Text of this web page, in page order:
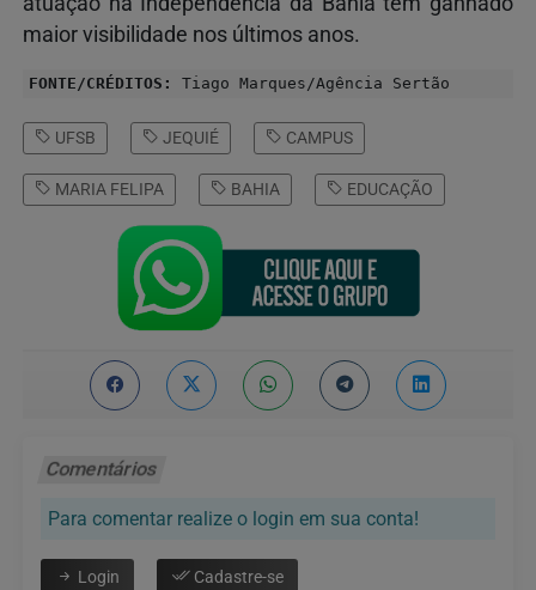
maior visibilidade nos últimos anos.
FONTE/CRÉDITOS: Tiago Marques/Agência Sertão
UFSB JEQUIÉ CAMPUS
MARIA FELIPA BAHIA EDUCAÇÃO
Comentários
Para comentar realize o login em sua conta!
Login Cadastre-se